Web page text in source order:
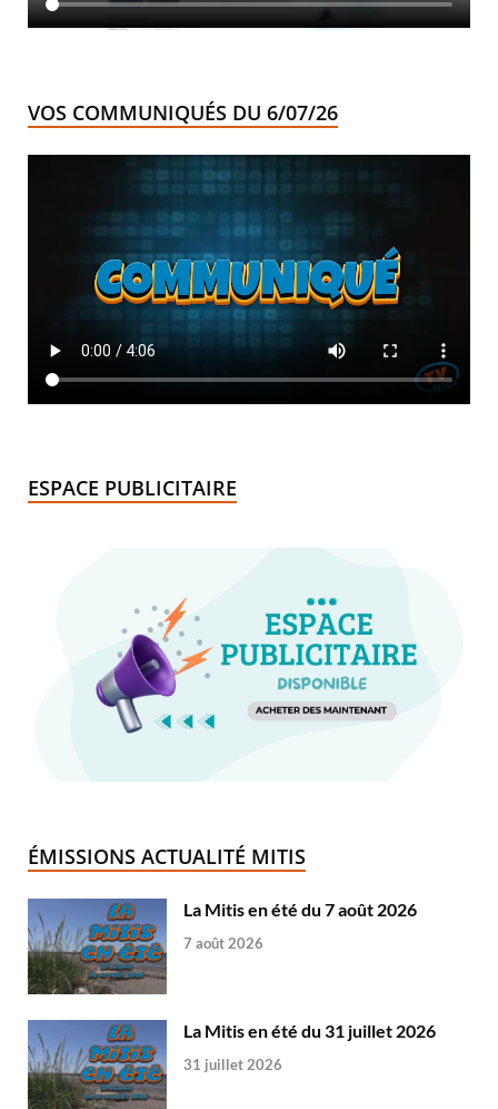
VOS COMMUNIQUÉS DU 6/07/26
ESPACE PUBLICITAIRE
ÉMISSIONS ACTUALITÉ MITIS
La Mitis en été du 7 août 2026
7 août 2026
La Mitis en été du 31 juillet 2026
31 juillet 2026